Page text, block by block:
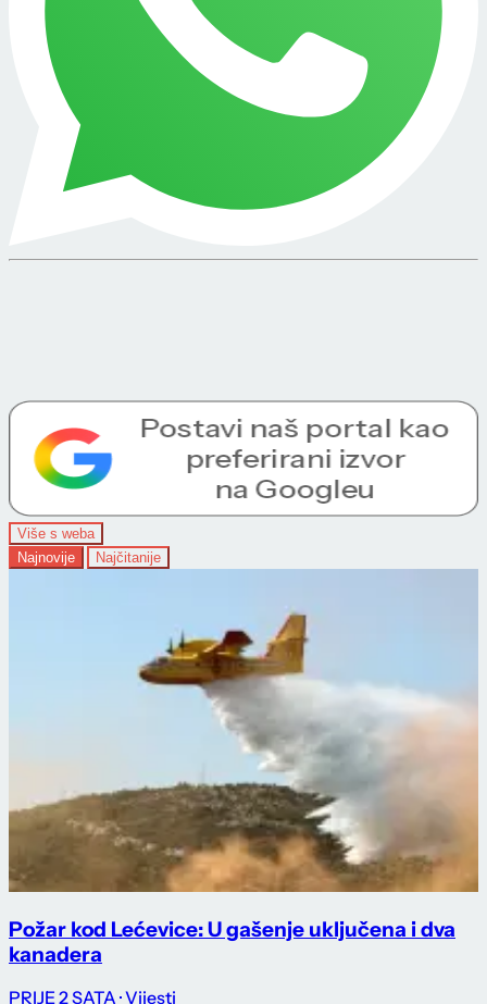
Više s weba
Najnovije
Najčitanije
Požar kod Lećevice: U gašenje uključena i dva
kanadera
PRIJE 2 SATA · Vijesti